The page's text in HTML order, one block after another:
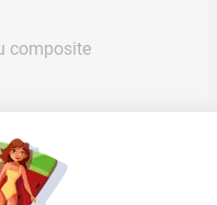
titre indicatif et peuvent
votre voiture.
composite
38 mm